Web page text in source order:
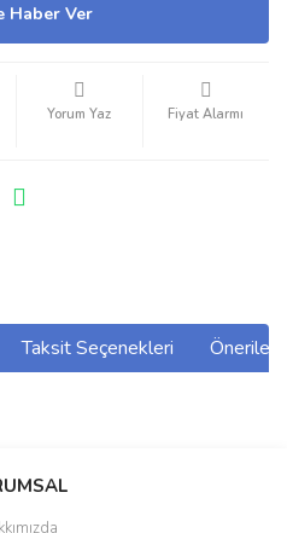
Haber Ver
Yorum Yaz Fiyat Alarmı
Taksit Seçenekleri
siz yapın!